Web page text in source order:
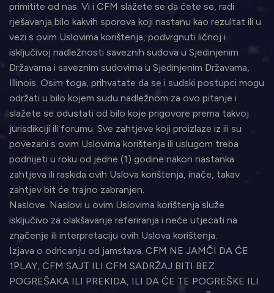
primitite od nas. Vi i CFM slažete se da ćete se, radi
rješavanja bilo kakvih sporova koji nastanu kao rezultat ili u
vezi s ovim Uslovima korištenja, podvrgnuti ličnoj i
isključivoj nadležnosti saveznih sudova u Sjedinjenim
Državama i saveznim sudovima u Sjedinjenim Državama,
Illinois. Osim toga, prihvatate da se i sudski postupci mogu
održati u bilo kojem sudu nadležnom za ovo pitanje i
slažete se odustati od bilo koje prigovore prema takvoj
jurisdikciji ili forumu. Sve zahtjeve koji proizlaze iz ili su
povezani s ovim Uslovima korištenja ili uslugom treba
podnijeti u roku od jedne (1) godine nakon nastanka
zahtjeva ili raskida ovih Uslova korištenja, inače, takav
zahtjev bit će trajno zabranjen.
Naslove. Naslovi u ovim Uslovima korištenja služe
isključivo za olakšavanje referiranja i neće utjecati na
značenje ili interpretaciju ovih Uslova korištenja.
Izjava o odricanju od jamstava. CFM NE JAMČI DA ĆE
1PLAY, CFM SAJT ILI CFM SADRŽAJ BITI BEZ
POGREŠAKA ILI PREKIDA, ILI DA ĆE TE POGREŠKE ILI